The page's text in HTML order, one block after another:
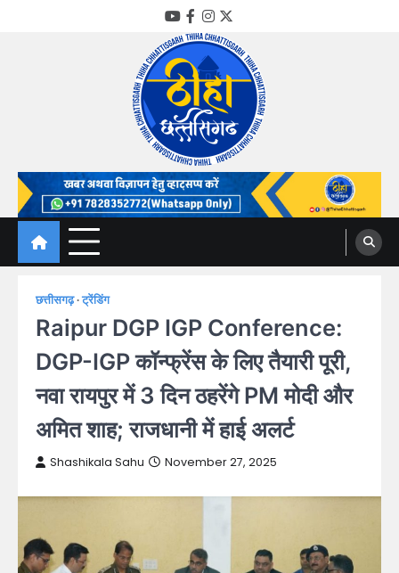
YouTube
Facebook
Instagram
Twitter
Thiha Chhattisgarh
गोठ जन-जन के
छत्तीसगढ़ ट्रेंडिंग
Raipur DGP IGP Conference:
DGP-IGP कॉन्फ्रेंस के लिए तैयारी पूरी,
नवा रायपुर में 3 दिन ठहरेंगे PM मोदी और
अमित शाह; राजधानी में हाई अलर्ट
Shashikala Sahu November 27, 2025